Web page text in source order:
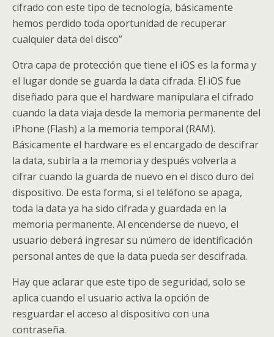
cifrado con este tipo de tecnología, básicamente
hemos perdido toda oportunidad de recuperar
cualquier data del disco”
Otra capa de protección que tiene el iOS es la forma y
el lugar donde se guarda la data cifrada. El iOS fue
diseñado para que el hardware manipulara el cifrado
cuando la data viaja desde la memoria permanente del
iPhone (Flash) a la memoria temporal (RAM).
Básicamente el hardware es el encargado de descifrar
la data, subirla a la memoria y después volverla a
cifrar cuando la guarda de nuevo en el disco duro del
dispositivo. De esta forma, si el teléfono se apaga,
toda la data ya ha sido cifrada y guardada en la
memoria permanente. Al encenderse de nuevo, el
usuario deberá ingresar su número de identificación
personal antes de que la data pueda ser descifrada.
Hay que aclarar que este tipo de seguridad, solo se
aplica cuando el usuario activa la opción de
resguardar el acceso al dispositivo con una
contraseña.